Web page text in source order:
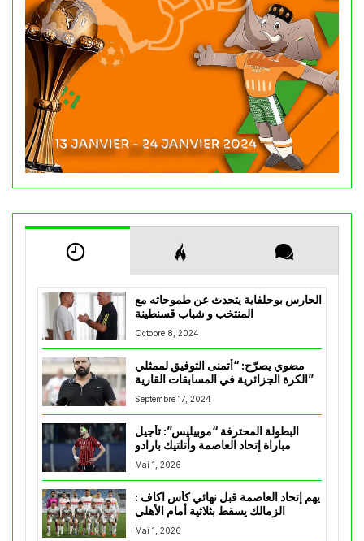
الحارس بوحلفاية يتحدث عن طموحاته مع
المنتخب و شباب قسنطينة
Octobre 8, 2024
مضوي يصرّح: “أتمنى التوفيق لممثلي
الكرة الجزائرية في المسابقات القارية”
Septembre 17, 2024
البطولة المحترفة “موبيليس”: تأجيل
مباراة إتحاد العاصمة وأتلتيك بارادو
Mai 1, 2026
يهم إتحاد العاصمة قبل نهائي كأس اكاف :
Mai 1, 2026